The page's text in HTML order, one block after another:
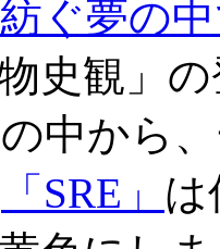
ぐ夢の
史観」
中から
「SRE」 は